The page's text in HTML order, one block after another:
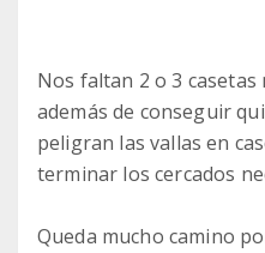
Nos faltan 2 o 3
además de conseguir
peligran las vallas en
terminar los cercados
Queda mucho camino